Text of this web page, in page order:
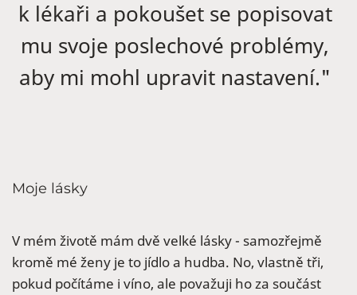
k lékaři a pokoušet se popisovat
mu svoje poslechové problémy,
aby mi mohl upravit nastavení."
Moje lásky
V mém životě mám dvě velké lásky - samozřejmě
kromě mé ženy je to jídlo a hudba. No, vlastně tři,
pokud počítáme i víno, ale považuji ho za součást